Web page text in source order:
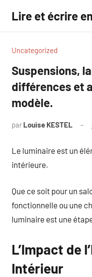
contenu
Lire et écrire
Uncategorized
Suspensions,
différences et
modèle.
par Louise KESTEL
Le luminaire est un
intérieure.
Que ce soit pour un
fonctionnelle ou une
luminaire est une
L’Impact de
Intérieur